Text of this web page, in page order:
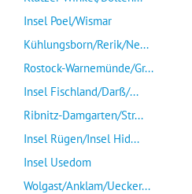
Insel Poel/Wismar
Kühlungsborn/Rerik/Ne...
Rostock-Warnemünde/Gr...
Insel Fischland/Darß/...
Ribnitz-Damgarten/Str...
Insel Rügen/Insel Hid...
Insel Usedom
Wolgast/Anklam/Uecker...